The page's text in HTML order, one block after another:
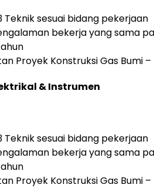
Teknik sesuai bidang pekerjaan
bekerja yang sama
Proyek Konstruksi Gas Bumi
& Instrumen
Teknik sesuai bidang pekerjaan
bekerja yang sama
Proyek Konstruksi Gas Bumi